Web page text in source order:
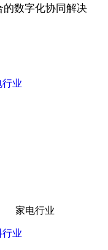
的数字化协同解决
家电行业